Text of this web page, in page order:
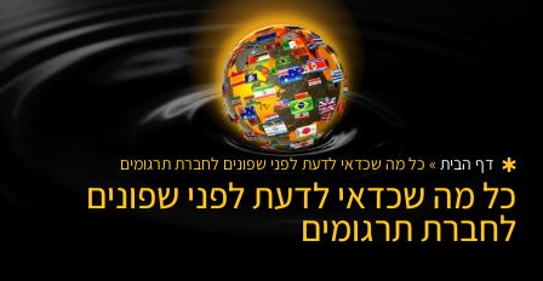
דף הבית » כל מה שכדאי לדעת לפני שפונים לחברת תרגומים
כל מה שכדאי לדעת לפני שפונים
לחברת תרגומים